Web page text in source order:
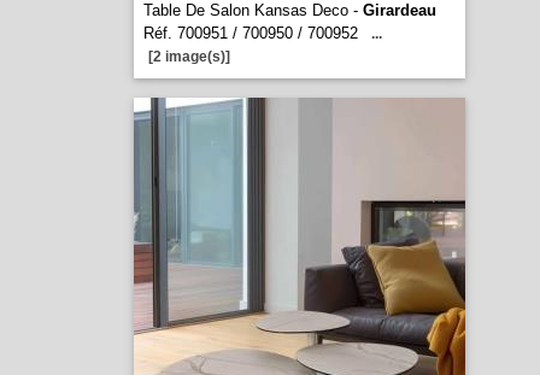
Table De Salon Kansas Deco - Girardeau
Réf. 700951 / 700950 / 700952
...
[2 image(s)]